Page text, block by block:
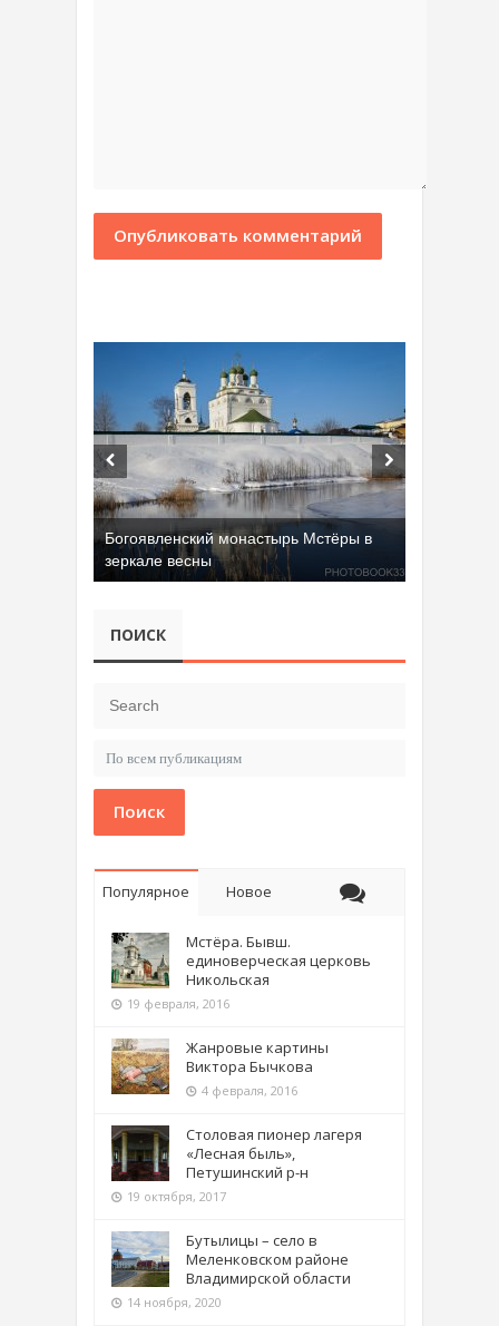
Богоявленский монастырь Мстёры в
зеркале весны
ПОИСК
Поиск
Популярное Новое
Мстёра. Бывш.
единоверческая церковь
Никольская
19 февраля, 2016
Жанровые картины
Виктора Бычкова
4 февраля, 2016
Столовая пионер лагеря
«Лесная быль»,
Петушинский р-н
19 октября, 2017
Бутылицы – село в
Меленковском районе
Владимирской области
14 ноября, 2020